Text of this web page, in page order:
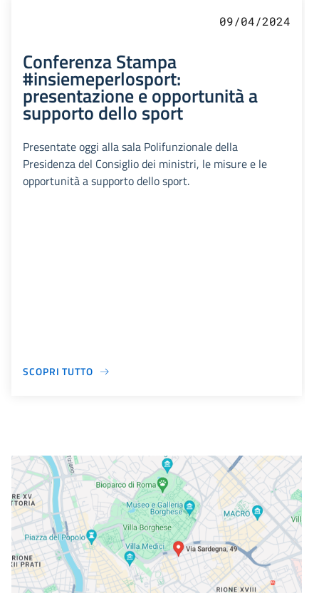
09/04/2024
Conferenza Stampa
#insiemeperlosport:
presentazione e opportunità a
supporto dello sport
Presentate oggi alla sala Polifunzionale della
Presidenza del Consiglio dei ministri, le misure e le
opportunità a supporto dello sport.
SCOPRI TUTTO